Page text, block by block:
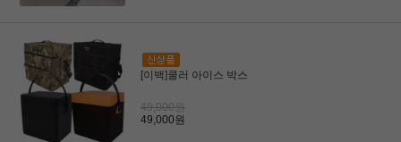
[이백]쿨러 아이스 박스
49,000원
49,000원